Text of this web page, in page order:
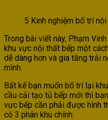
5 Kinh nghiệm bố trí
Trong bài viết này, Phạm
khu vực nội thất bếp một
dễ dàng hơn và gia tăng trải
mình.
Bất kể bạn muốn bố trí lại
cầu cải tạo tủ bếp mới thì
vực bếp cần phải được hình
có 3 phân khu chính: